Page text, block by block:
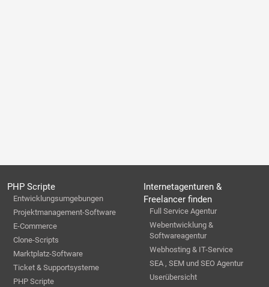
PHP Scripte
Entwicklungsumgebungen
Projektmanagement-Software
E-Commerce
Clone-Scripts
Marktplatz-Software
Ticket & Supportsysteme
PHP Scripte
Internetagenturen &
Freelancer finden
Full Service Agentur
Webentwicklung &
Softwareagentur
Webhosting & IT-Service
SEA , SEM und SEO Agentur
Userübersicht